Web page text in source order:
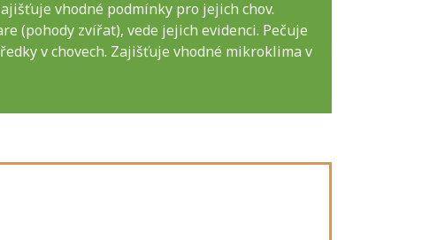
vhodné podmínky pro jejich chov.
(pohody zvířat), vede jejich evidenci. Pečuje
v chovech. Zajišťuje vhodné mikroklima v